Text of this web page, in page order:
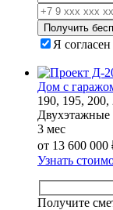
Я согласен
Дом с
190, 195,
Двухэтажные
3 мес
от 13 600 000
Узнать
Получите